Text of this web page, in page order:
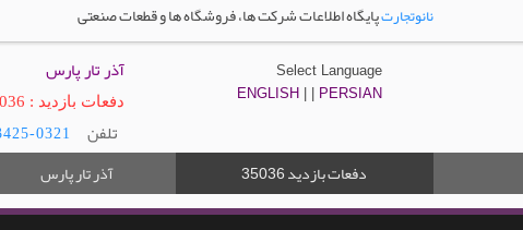
نانوتجارتپایگاه اطلاعات شرکت ها، فروشگاه ها و قطعات صنعتی
آذر تار پارس
دفعات بازدید : 35036
تلفن 0321-2323425
Select Language
ENGLISH
PERSIAN
آذر تار پارس دفعات بازدید 35036